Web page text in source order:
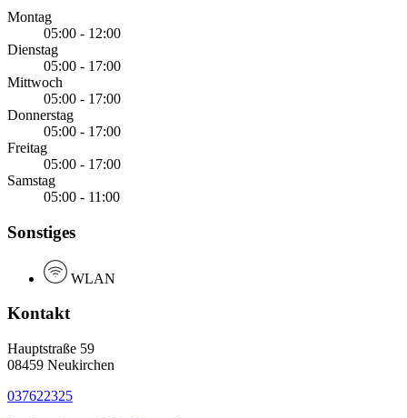
Montag
05:00 - 12:00
Dienstag
05:00 - 17:00
Mittwoch
05:00 - 17:00
Donnerstag
05:00 - 17:00
Freitag
05:00 - 17:00
Samstag
05:00 - 11:00
Sonstiges
WLAN
Kontakt
Hauptstraße 59
08459 Neukirchen
037622325